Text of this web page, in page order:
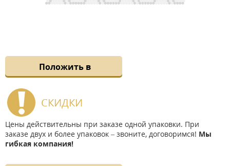
Положить в
СКИДКИ
Цены действительны при заказе одной упаковки. При
заказе двух и более упаковок – звоните, договоримся! Мы
гибкая компания!